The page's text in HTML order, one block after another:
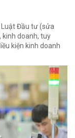
Đầu tư (sửa
doanh, tuy
kiện kinh doanh